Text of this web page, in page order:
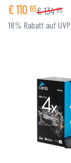
€110 65€134 95
18% Rabatt auf UVP